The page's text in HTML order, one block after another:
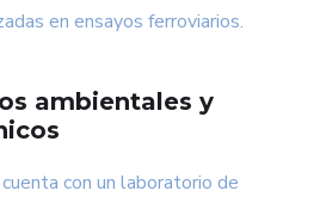
en ensayos ferroviarios.
ambientales y
con un laboratorio de